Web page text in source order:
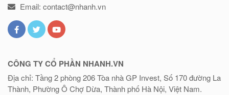
Email: contact@nhanh.vn
CÔNG TY CỔ PHẦN NHANH.VN
Địa chỉ: Tầng 2 phòng 206 Tòa nhà GP Invest, Số 170 đường La
Thành, Phường Ô Chợ Dừa, Thành phố Hà Nội, Việt Nam.